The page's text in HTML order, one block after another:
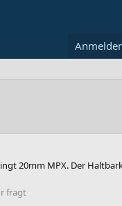
20mm MPX. Der
fragt